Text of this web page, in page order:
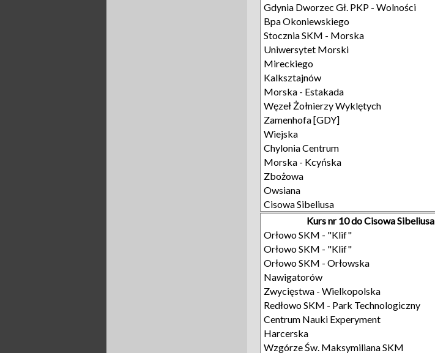
Gdynia Dworzec Gł. PKP - Wolności
Bpa Okoniewskiego
Stocznia SKM - Morska
Uniwersytet Morski
Mireckiego
Kalksztajnów
Morska - Estakada
Węzeł Żołnierzy Wyklętych
Zamenhofa [GDY]
Wiejska
Chylonia Centrum
Morska - Kcyńska
Zbożowa
Owsiana
Cisowa Sibeliusa
Kurs nr 10 do Cisowa Sibeliusa
Orłowo SKM - "Klif"
Orłowo SKM - "Klif"
Orłowo SKM - Orłowska
Nawigatorów
Zwycięstwa - Wielkopolska
Redłowo SKM - Park Technologiczny
Centrum Nauki Experyment
Harcerska
Wzgórze Św. Maksymiliana SKM